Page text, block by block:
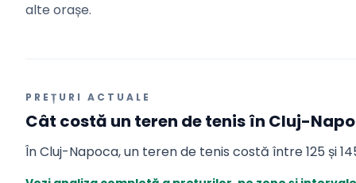
alte orașe.
PREȚURI ACTUALE
Cât costă un teren de tenisîn Cluj-
În Cluj-Napoca, un teren de tenis costă între 125 și